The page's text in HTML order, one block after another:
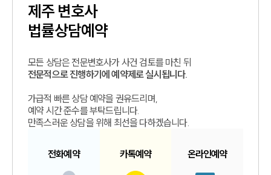
제주 변호사
법률상담예약
모든 상담은 전문변호사가 사건 검토를 마친 뒤
전문적으로 진행하기에 예약제로 실시됩니다.
가급적 빠른 상담 예약을 권유드리며,
예약 시간 준수를 부탁드립니다.
만족스러운 상담을 위해 최선을 다하겠습니다.
전화예약 카톡예약 온라인예약